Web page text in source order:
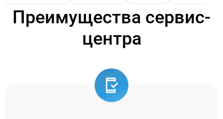
Преимущества сервис-
центра